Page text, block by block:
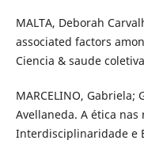
MALTA, Deborah
associated factors
Ciencia & saude
MARCELINO, Gabriela;
Avellaneda. A ética
Interdisciplinaridade e